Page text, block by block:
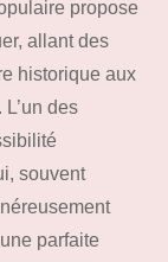
propose
allant des
historique aux
des
souvent
parfaite